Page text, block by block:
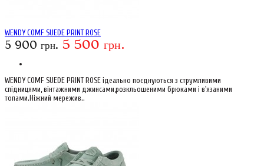
WENDY COMF SUEDE PRINT ROSE
5 900 грн. 5 500 грн.
WENDY COMF SUEDE PRINT ROSE ідеально поєднуються з струмливими
спідницями, вінтажними джинсами,розкльошеними брюками і в'язаними
топами.Ніжний мережив..